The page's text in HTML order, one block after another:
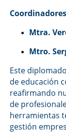
Mtra.
Mtro.
Este
de educación
reafirmando
de
herramientas
gestión